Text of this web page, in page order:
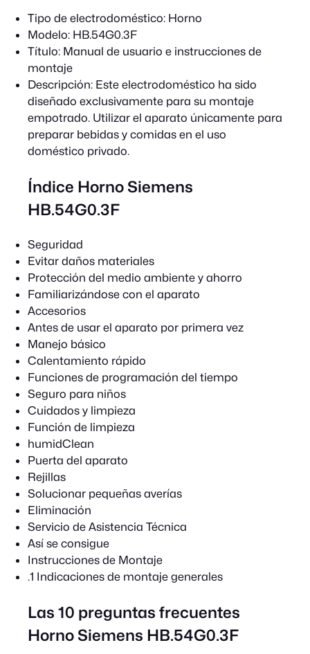
Tipo de electrodoméstico: Horno
Modelo: HB.54G0.3F
Título: Manual de usuario e instrucciones de
montaje
Descripción: Este electrodoméstico ha sido
diseñado exclusivamente para su montaje
empotrado. Utilizar el aparato únicamente para
preparar bebidas y comidas en el uso
doméstico privado.
Índice Horno Siemens
HB.54G0.3F
Seguridad
Evitar daños materiales
Protección del medio ambiente y ahorro
Familiarizándose con el aparato
Accesorios
Antes de usar el aparato por primera vez
Manejo básico
Calentamiento rápido
Funciones de programación del tiempo
Seguro para niños
Cuidados y limpieza
Función de limpieza
humidClean
Puerta del aparato
Rejillas
Solucionar pequeñas averías
Eliminación
Servicio de Asistencia Técnica
Así se consigue
Instrucciones de Montaje
.1 Indicaciones de montaje generales
Las 10 preguntas frecuentes
Horno Siemens HB.54G0.3F